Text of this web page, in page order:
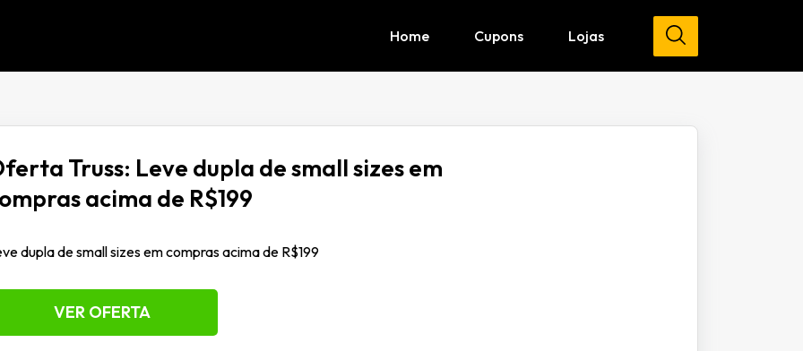
Home Cupons Lojas
Truss: Leve dupla de small sizes em
acima de R$199
dupla de small sizes em compras acima de R$199
VER OFERTA